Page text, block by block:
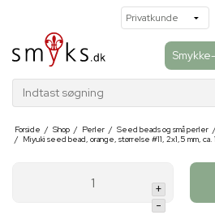
Indtast søgning
Forside / Shop / Perler / Seed beads og små perler /
/ Miyuki seed bead, orange, størrelse #11, 2x1,5 mm, ca.
+
-